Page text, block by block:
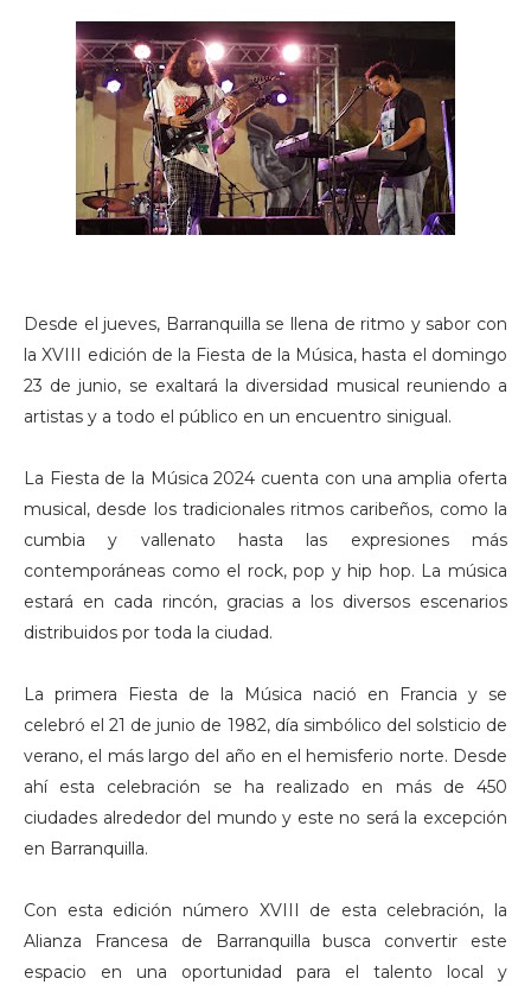
Desde el jueves, Barranquilla se llena de ritmo y sabor con
la XVIII edición de la Fiesta de la Música, hasta el domingo
23 de junio, se exaltará la diversidad musical reuniendo a
artistas y a todo el público en un encuentro sinigual.
La Fiesta de la Música 2024 cuenta con una amplia oferta
musical, desde los tradicionales ritmos caribeños, como la
cumbia y vallenato hasta las expresiones más
contemporáneas como el rock, pop y hip hop. La música
estará en cada rincón, gracias a los diversos escenarios
distribuidos por toda la ciudad.
La primera Fiesta de la Música nació en Francia y se
celebró el 21 de junio de 1982, día simbólico del solsticio de
verano, el más largo del año en el hemisferio norte. Desde
ahí esta celebración se ha realizado en más de 450
ciudades alrededor del mundo y este no será la excepción
en Barranquilla.
Con esta edición número XVIII de esta celebración, la
Alianza Francesa de Barranquilla busca convertir este
espacio en una oportunidad para el talento local y